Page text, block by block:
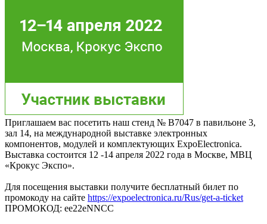
Приглашаем вас посетить наш стенд № B7047 в павильоне 3,
зал 14, на международной выставке электронных
компонентов, модулей и комплектующих ExpoElectronica.
Выставка состоится 12 -14 апреля 2022 года в Москве, МВЦ
«Крокус Экспо».
Для посещения выставки получите бесплатный билет по
промокоду на сайте https://expoelectronica.ru/Rus/get-a-ticket
ПРОМОКОД: ee22eNNCC